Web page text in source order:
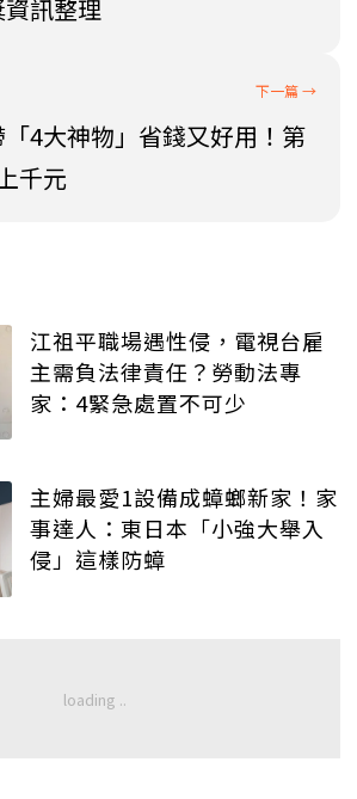
訊整理
4大神物」省錢又好用！第
千元
江祖平職場遇性侵，電視台雇
主需負法律責任？勞動法專
家：4緊急處置不可少
主婦最愛1設備成蟑螂新家！家
事達人：東日本「小強大舉入
侵」這樣防蟑